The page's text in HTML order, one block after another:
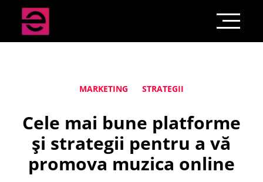
MARKETING STRATEGII
Cele mai bune platforme
și strategii pentru a vă
promova muzica online